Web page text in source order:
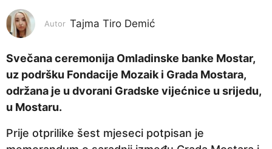
n
a
p
5
Autor Tajma Tiro Demić
Svečana ceremonija Omladinske banke Mostar,
uz podršku Fondacije Mozaik i Grada Mostara,
održana je u dvorani Gradske vijećnice u srijedu,
u Mostaru.
Prije otprilike šest mjeseci potpisan je